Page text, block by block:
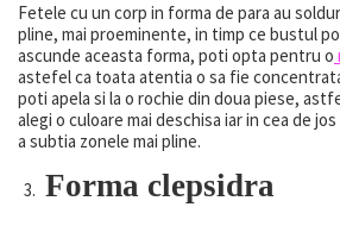
Fetele cu un corp in forma de para au
pline, mai proeminente, in timp ce bustul
ascunde aceasta forma, poti opta pentru o
astefel ca toata atentia o sa fie
poti apela si la o rochie din doua piese,
alegi o culoare mai deschisa iar in cea de
a subtia zonele mai pline.
Forma clepsidra